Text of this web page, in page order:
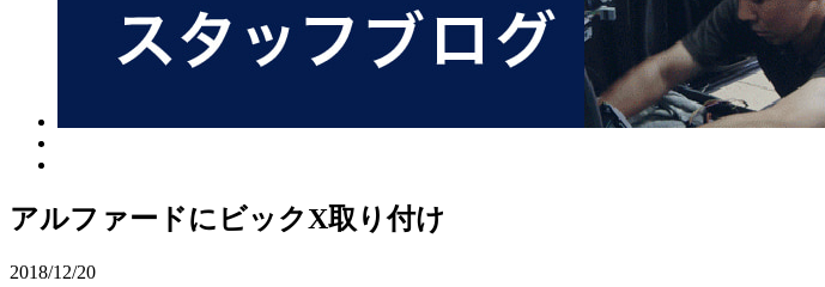
アルファードにビックX取り付け
2018/12/20